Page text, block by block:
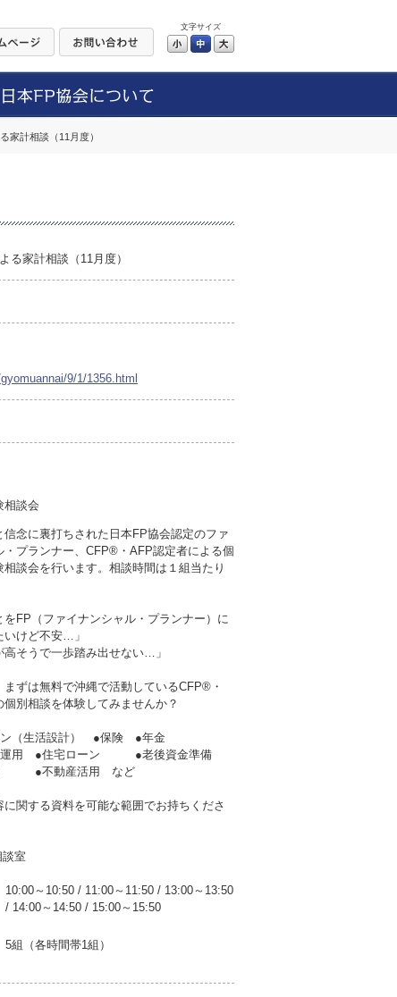
文字サイズ
小 中
家計相談（11月度）
る家計相談（11月度）
9/1/1356.html
相談会
信念に裏打ちされた日本FP協会認定のファ
・プランナー、CFP®・AFP認定者による個
相談会を行います。相談時間は１組当たり
をFP（ファイナンシャル・プランナー）に
いけど不安…」
高そうで一歩踏み出せない…」
まずは無料で沖縄で活動しているCFP®・
別相談を体験してみませんか？
ン（生活設計） ●保険 ●年金
運用 ●住宅ローン ●老後資金準備
●不動産活用 など
関する資料を可能な範囲でお持ちくださ
室
10:00～10:50 / 11:00～11:50 / 13:00～13:50
/ 14:00～14:50 / 15:00～15:50
5組（各時間帯1組）